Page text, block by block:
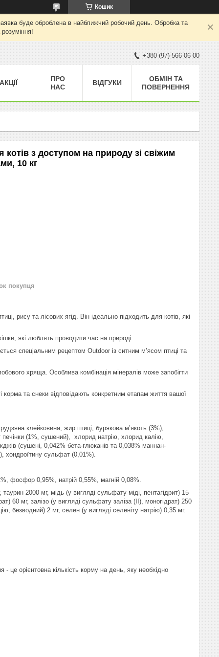
Кошик
буде оброблена в найближчий робочий день. Обробка та
+380 (97) 566-06-00
ПРО
НАС
ВІДГУКИ
ОБМІН ТА
ПОВЕРНЕННЯ
з доступом на природу зі свіжим
10 кг
покупця
рису та лісових ягід. Він ідеально підходить для котів, які
які люблять проводити час на природі.
спеціальним рецептом Outdoor із ситним м’ясом птиці та
хряща. Особлива комбінація мінералів може запобігти
та снеки відповідають конкретним етапам життя вашої
клейковина, жир птиці, бурякова м’якоть (3%),
печінки (1%, сушений), хлорид натрію, хлорид калію,
(сушені, 0,042% бета-глюканів та 0,038% маннан-
хондроїтину сульфат (0,01%).
фосфор 0,95%, натрій 0,55%, магній 0,08%.
2000 мг, мідь (у вигляді сульфату міді, пентагідрит) 15
60 мг, залізо (у вигляді сульфату заліза (II), моногідрат) 250
безводний) 2 мг, селен (у вигляді селеніту натрію) 0,35 мг.
це орієнтовна кількість корму на день, яку необхідно